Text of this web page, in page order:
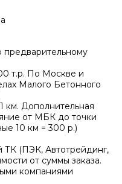
предварительному
т.р. По Москве и
Малого Бетонного
км. Дополнительная
от МБК до точки
10 км = 300 р.)
ТК (ПЭК, Автотрейдинг,
от суммы заказа.
компаниями